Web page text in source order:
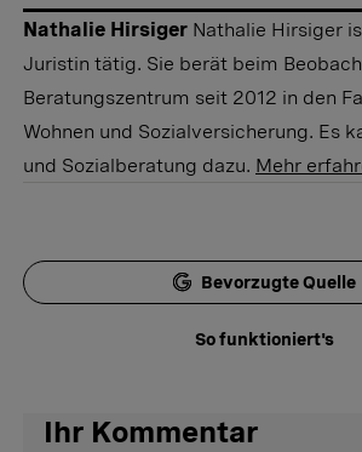
Nathalie Hirsiger Nathalie Hirsiger
Juristin tätig. Sie berät beim
Beratungszentrum seit 2012 in den
Wohnen und Sozialversicherung. Es
und Sozialberatung dazu. Mehr
Bevorzugte Quelle
So funktioniert's
Ihr Kommentar